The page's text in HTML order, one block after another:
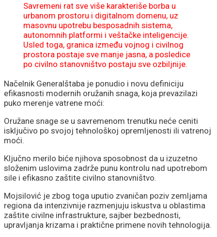
Savremeni rat sve više karakteriše borba u
urbanom prostoru i digitalnom domenu, uz
masovnu upotrebu besposadnih sistema,
autonomnih platformi i veštačke inteligencije.
Usled toga, granica između vojnog i civilnog
prostora postaje sve manje jasna, a posledice
po civilno stanovništvo postaju sve ozbiljnije.
Načelnik Generalštaba je ponudio i novu definiciju
efikasnosti modernih oružanih snaga, koja prevazilazi
puko merenje vatrene moći:
Oružane snage se u savremenom trenutku neće ceniti
isključivo po svojoj tehnološkoj opremljenosti ili vatrenoj
moći.
Ključno merilo biće njihova sposobnost da u izuzetno
složenim uslovima zadrže punu kontrolu nad upotrebom
sile i efikasno zaštite civilno stanovništvo.
Mojsilović je zbog toga uputio zvaničan poziv zemljama
regiona da intenzivnije razmenjuju iskustva u oblastima
zaštite civilne infrastrukture, sajber bezbednosti,
upravljanja krizama i praktične primene novih tehnologija.